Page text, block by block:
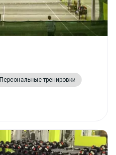
Персональные тренировки